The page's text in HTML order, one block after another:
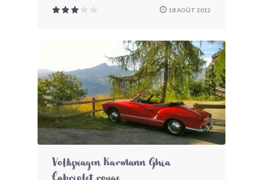
18 AOÛT 2012
Volkswagen Karmann Ghia